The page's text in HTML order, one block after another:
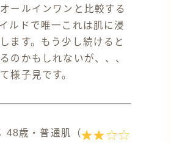
ールインワンと比較する
ルドで唯一これは肌に浸
ます。もう少し続けると
のかもしれないが、、、
様子見です。
48歳・普通肌（